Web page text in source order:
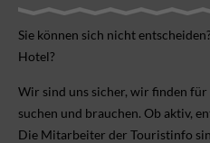
Sie können sich nicht
Hotel?
Wir sind uns sicher, wir finden für
suchen und brauchen. Ob aktiv,
Die Mitarbeiter der Touristinfo